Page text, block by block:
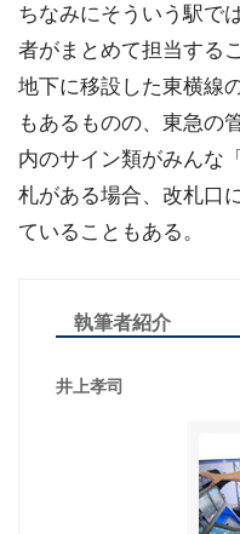
ちなみにそういう駅で
者がまとめて担当する
地下に移設した東横線
もあるものの、東急の
内のサイン類がみんな
札がある場合、改札口
ていることもある。
執筆者紹介
井上孝司